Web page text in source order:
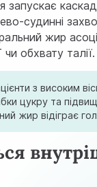
судинні
жир
обхвату талії.
з високим
цукру та
жир відіграє